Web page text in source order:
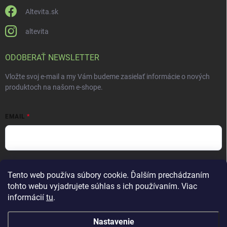
Tento web používa súbory cookie. Ďalším prechádzaním
tohto webu vyjadrujete súhlas s ich používaním. Viac
informácií tu.
Nastavenie
Altevita.sk
altevita
ODOBERAŤ NEWSLETTER
Vložte svoj e-mail a my Vám budeme zasielať informácie o nových
produktoch na našom e-shope.
EMAIL
Prihlásiť sa